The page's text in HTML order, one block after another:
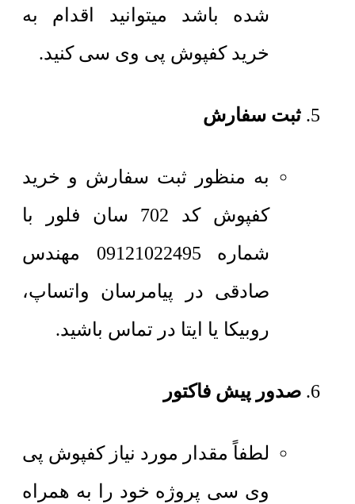
شده باشد میتوانید اقدام به
خرید کفپوش پی وی سی کنید.
ثبت سفارش
به منظور ثبت سفارش و خرید
کفپوش کد 702 سان فلور با
شماره 09121022495 مهندس
صادقی در پیامرسان واتساپ،
روبیکا یا ایتا در تماس باشید.
صدور پیش فاکتور
لطفاً مقدار مورد نیاز کفپوش پی
وی سی پروژه خود را به همراه